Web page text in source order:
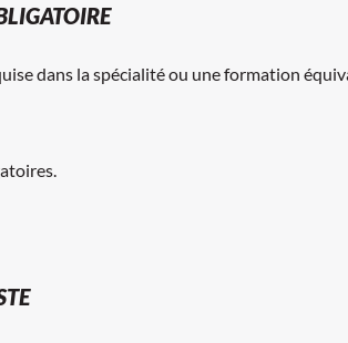
dans la spécialité ou une formation